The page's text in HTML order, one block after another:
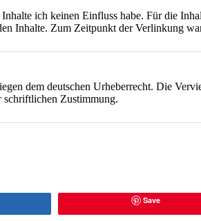
ich keinen Einfluss habe. Für die
Inhalte. Zum Zeitpunkt der Verlinkung
dem deutschen Urheberrecht. Die
schriftlichen Zustimmung.
Save